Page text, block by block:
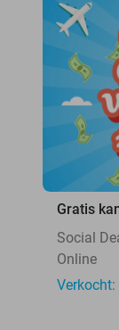
Gratis
Social
Online